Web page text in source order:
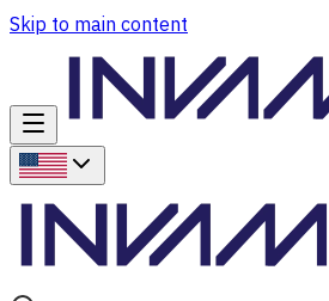
Skip to main content